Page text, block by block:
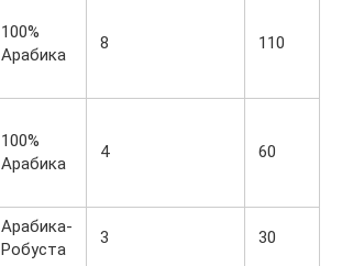
100%
Арабика
8 110
100%
Арабика
4 60
Арабика-
Робуста
3 30